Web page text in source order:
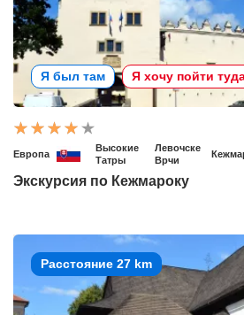
Я был там Я хочу пойти
Европа
Высокие
Татры
Левочске
Врчи
Экскурсия по Кежмароку
Расстояние 27 km